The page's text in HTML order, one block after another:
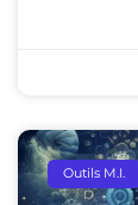
Outils M.I.